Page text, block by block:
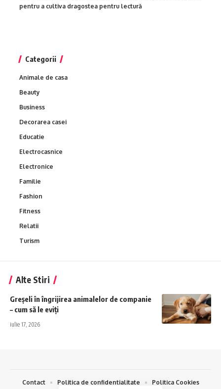
pentru a cultiva dragostea pentru lectură
Categorii
Animale de casa
Beauty
Business
Decorarea casei
Educatie
Electrocasnice
Electronice
Familie
Fashion
Fitness
Relatii
Turism
Alte Stiri
Greșeli în îngrijirea animalelor de companie
– cum să le eviți
iulie 17, 2026
Contact Politica de confidentialitate Politica Cookies